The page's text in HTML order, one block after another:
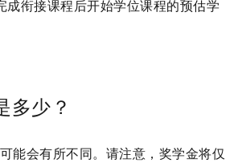
成衔接课程后开始学位课程的预估学
多少？
能会有所不同。请注意，奖学金将仅